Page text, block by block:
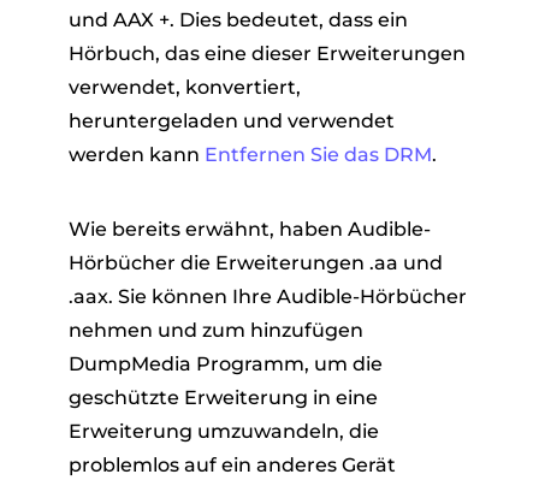
und AAX +. Dies bedeutet, dass ein
Hörbuch, das eine dieser Erweiterungen
verwendet, konvertiert,
heruntergeladen und verwendet
werden kann Entfernen Sie das DRM.
Wie bereits erwähnt, haben Audible-
Hörbücher die Erweiterungen .aa und
.aax. Sie können Ihre Audible-Hörbücher
nehmen und zum hinzufügen
DumpMedia Programm, um die
geschützte Erweiterung in eine
Erweiterung umzuwandeln, die
problemlos auf ein anderes Gerät